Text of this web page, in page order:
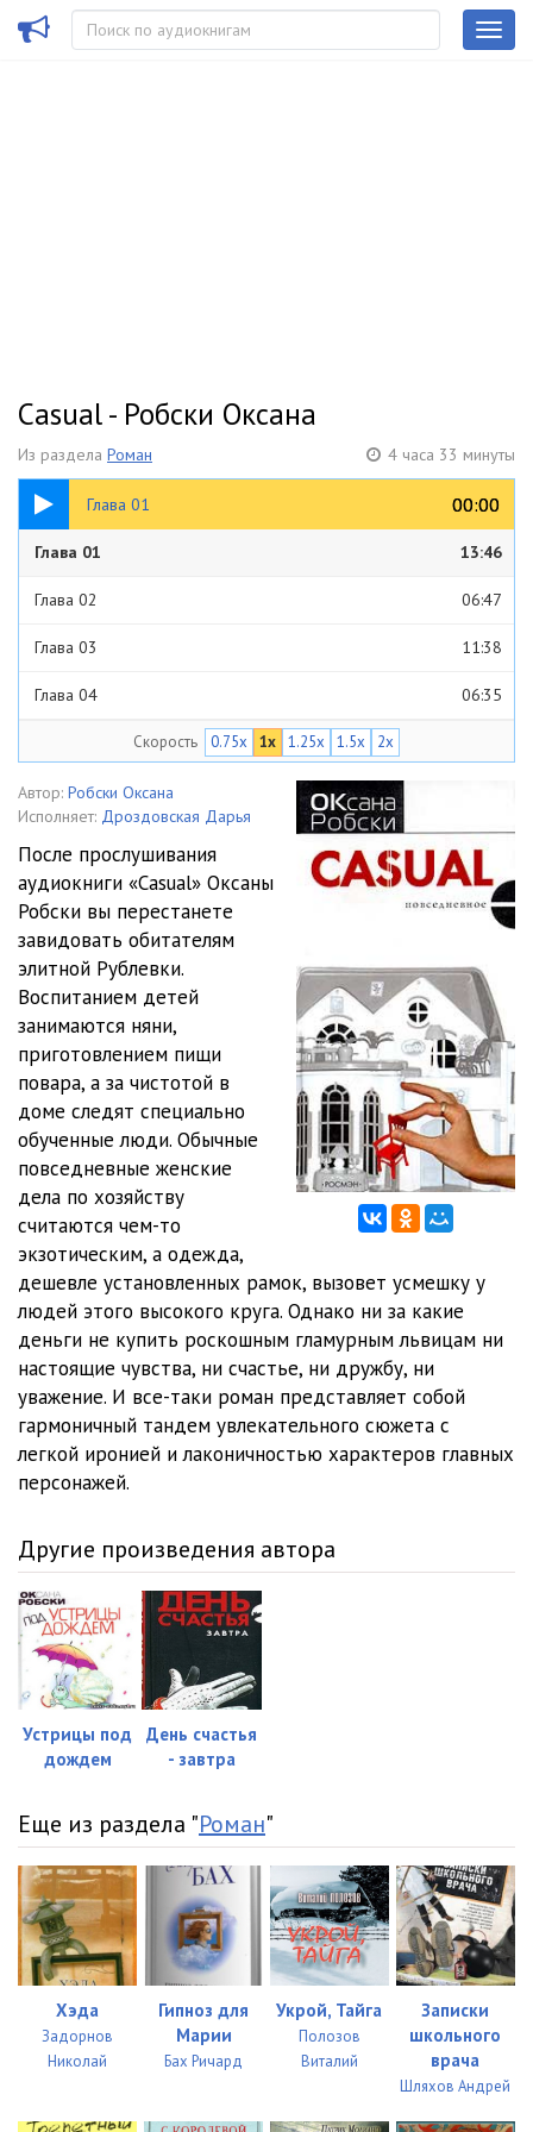
Casual - Робски Оксана
Из раздела Роман 4 часа 33 минуты
Глава 01 00:00
00:00
13:46
Глава 01 13:46
Глава 02 06:47
Глава 03 11:38
Глава 04 06:35
Глава 06
11:32
Глава 08 16:39
Глава 09 08:15
Глава 10 11:42
Глава 11 11:54
Глава 12 18:05
Глава 13 17:41
Глава 14 17:58
Глава 15
Глава 16
Глава 17 25:40
Глава 18
Глава 19 39:15
Глава 20 24:45
Глава 22
Скорость 0.75x 1x 1.25x 1.5x 2x
Автор: Робски Оксана
Исполняет: Дроздовская Дарья
После прослушивания
аудиокниги «Casual» Оксаны
Робски вы перестанете
завидовать обитателям
элитной Рублевки.
Воспитанием детей
занимаются няни,
приготовлением пищи
повара, а за чистотой в
доме следят специально
обученные люди. Обычные
повседневные женские
дела по хозяйству
считаются чем-то
экзотическим, а одежда,
дешевле установленных рамок, вызовет усмешку у
людей этого высокого круга. Однако ни за какие
деньги не купить роскошным гламурным львицам ни
настоящие чувства, ни счастье, ни дружбу, ни
уважение. И все-таки роман представляет собой
гармоничный тандем увлекательного сюжета с
легкой иронией и лаконичностью характеров главных
персонажей.
Другие произведения автора
Устрицы под
дождем
День счастья
- завтра
Еще из раздела "Роман"
Хэда
Задорнов
Николай
Гипноз для
Марии
Бах Ричард
Укрой, Тайга
Полозов
Виталий
Записки
школьного
врача
Шляхов Андрей